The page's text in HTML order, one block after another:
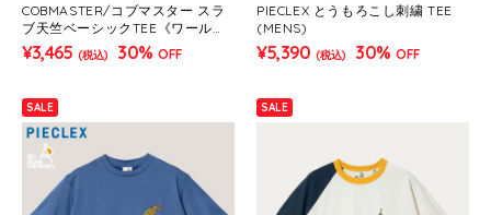
COBMASTER/コブマスター スラ
ブ天竺ベーシックTEE《ワールド
ワッペン》(MENS)
¥3,465 (税込) 30% OFF
PIECLEX とうもろこし刺繍 TEE
(MENS)
¥5,390 (税込) 30% OFF
SALE SALE